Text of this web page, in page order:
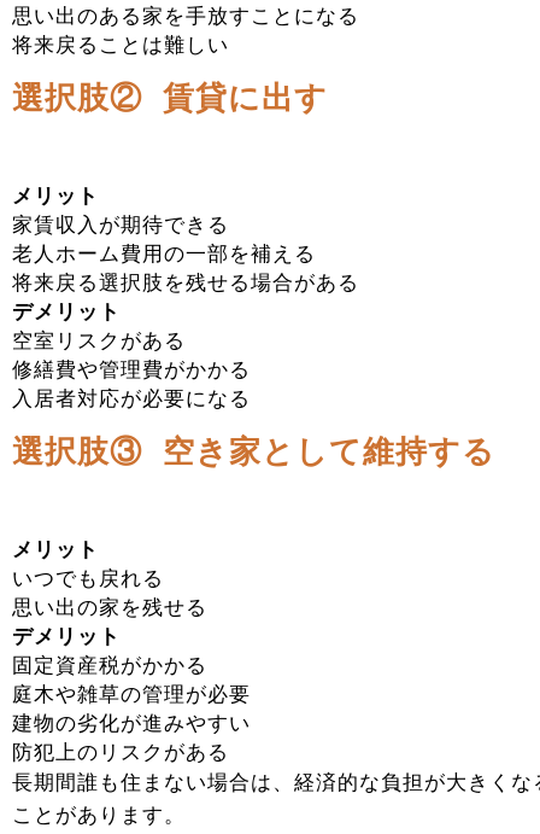
思い出のある家を手放すことになる
将来戻ることは難しい
選択肢② 賃貸に出す
メリット
家賃収入が期待できる
老人ホーム費用の一部を補える
将来戻る選択肢を残せる場合がある
デメリット
空室リスクがある
修繕費や管理費がかかる
入居者対応が必要になる
選択肢③ 空き家として維持する
メリット
いつでも戻れる
思い出の家を残せる
デメリット
固定資産税がかかる
庭木や雑草の管理が必要
建物の劣化が進みやすい
防犯上のリスクがある
長期間誰も住まない場合は、経済的な負担が大きくな
ことがあります。